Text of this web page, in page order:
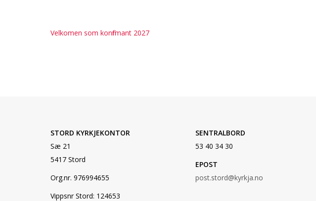
Velkomen som konfirmant 2027
STORD KYRKJEKONTOR
Sæ 21
5417 Stord
Org.nr. 976994655
Vippsnr Stord: 124653
SENTRALBORD
53 40 34 30
EPOST
post.stord@kyrkja.no